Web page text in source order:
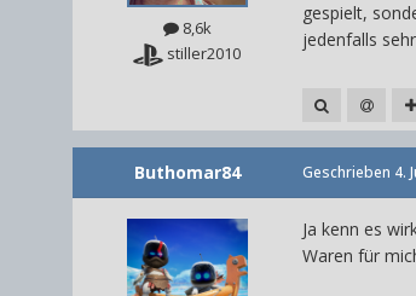
8,6k
stiller2010
gespielt,
jedenfalls
Buthomar84 Geschrieben 4.
Ja kenn es
Waren für